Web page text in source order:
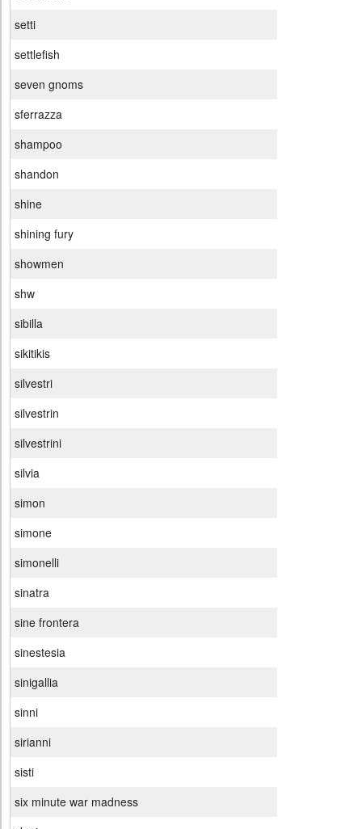
setti
settlefish
seven gnoms
sferrazza
shampoo
shandon
shine
shining fury
showmen
shw
sibilla
sikitikis
silvestri
silvestrin
silvestrini
silvia
simon
simone
simonelli
sinatra
sine frontera
sinestesia
sinigallia
sinni
sirianni
sisti
six minute war madness